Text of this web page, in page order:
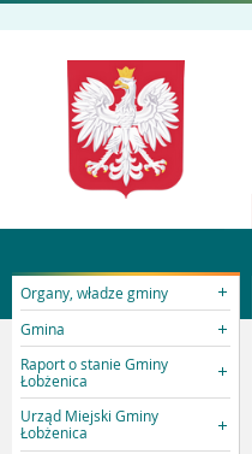
Organy, władze gminy
Gmina
Raport o stanie Gminy
Łobżenica
Urząd Miejski Gminy
Łobżenica